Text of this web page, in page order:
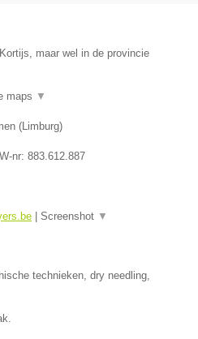
maar wel in de provincie
maps ▼
( Limburg)
nr: 883.612.887
Screenshot ▼
technieken, dry needling,